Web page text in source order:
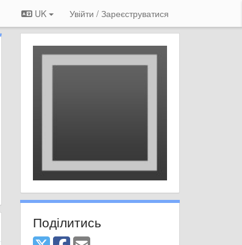
UK Увійти / Зареєструватися
Поділитись